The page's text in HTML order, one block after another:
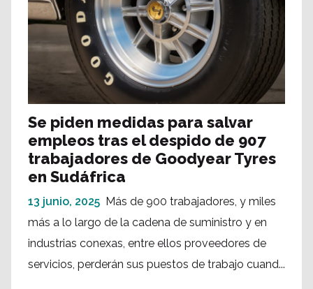
Se piden medidas para salvar
empleos tras el despido de 907
trabajadores de Goodyear Tyres
en Sudáfrica
13 junio, 2025 Más de 900 trabajadores, y miles
más a lo largo de la cadena de suministro y en
industrias conexas, entre ellos proveedores de
servicios, perderán sus puestos de trabajo cuand...